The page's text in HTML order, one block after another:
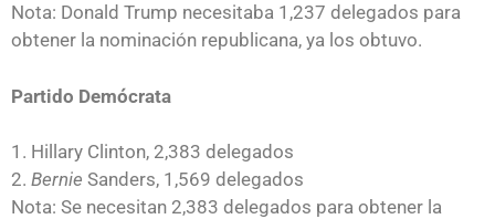
Nota: Donald Trump necesitaba 1,237 delegados para
obtener la nominación republicana, ya los obtuvo.
Partido Demócrata
1. Hillary Clinton, 2,383 delegados
2. Bernie Sanders, 1,569 delegados
Nota: Se necesitan 2,383 delegados para obtener la